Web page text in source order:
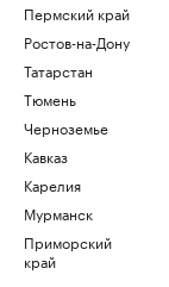
Пермский край
Ростов-на-Дону
Татарстан
Тюмень
Черноземье
Кавказ
Карелия
Мурманск
Приморский
край